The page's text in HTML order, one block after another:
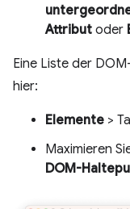
Attribut oder
Eine Liste der
hier:
Elemente >
Maximieren
DOM-